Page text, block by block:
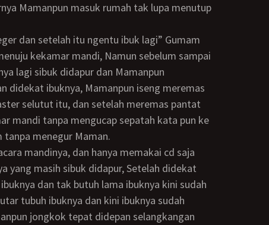
Mamanpun masuk rumah tak lupa menutup
kekamar mandi, Namun sebelum sampai
lagi sibuk didapur dan Mamanpun
didekat ibuknya, Mamanpun iseng meremas
selutut itu, dan setelah meremas pantat
mandi tanpa mengucap sepatah kata pun ke
tanpa menegur Maman.
yang masih sibuk didapur, Setelah didekat
dan tak butuh lama ibuknya kini sudah
tubuh ibuknya dan kini ibuknya sudah
jongkok tepat didepan selangkangan